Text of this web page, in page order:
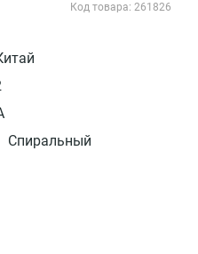
Код товара: 261826
Спиральный